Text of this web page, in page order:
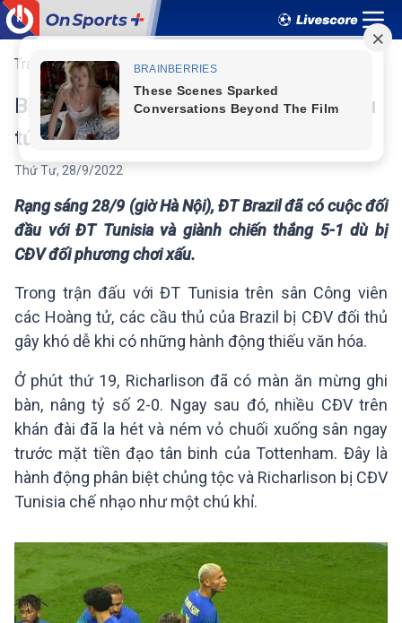
Trang chủ Quốc tế
Bị CĐV chơi xấu, Neymar đáp trả trêu
tức đối phương
Thứ Tư, 28/9/2022
Rạng sáng 28/9 (giờ Hà Nội), ĐT Brazil đã có cuộc đối
đầu với ĐT Tunisia và giành chiến thắng 5-1 dù bị
CĐV đối phương chơi xấu.
Trong trận đấu với ĐT Tunisia trên sân Công viên
các Hoàng tử, các cầu thủ của Brazil bị CĐV đối thủ
gây khó dễ khi có những hành động thiếu văn hóa.
Ở phút thứ 19, Richarlison đã có màn ăn mừng ghi
bàn, nâng tỷ số 2-0. Ngay sau đó, nhiều CĐV trên
khán đài đã la hét và ném vỏ chuối xuống sân ngay
trước mặt tiền đạo tân binh của Tottenham. Đây là
hành động phân biệt chủng tộc và Richarlison bị CĐV
Tunisia chế nhạo như một chú khỉ.